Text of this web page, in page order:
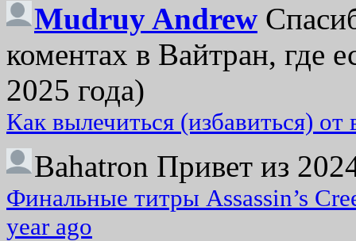
Mudruy Andrew
коментах в Вайтран, где
2025 года)
Как вылечиться (избавиться)
Bahatron Привет из
Финальные титры Assassin’s
year ago